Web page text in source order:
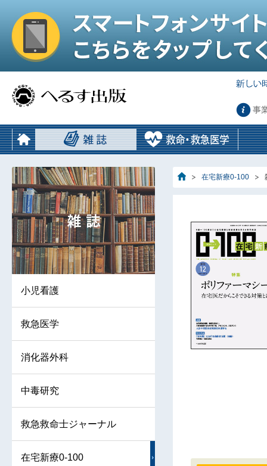
事
在宅新療0-100
小児看護
救急医学
消化器外科
中毒研究
救急救命士ジャーナル
在宅新療0-100